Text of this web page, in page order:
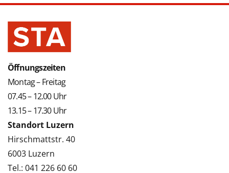
Öffnungszeiten
Montag – Freitag
07.45 – 12.00 Uhr
13.15 – 17.30 Uhr
Standort Luzern
Hirschmattstr. 40
6003 Luzern
Tel.: 041 226 60 60